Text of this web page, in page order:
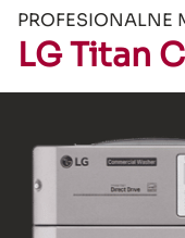
PROFESIONALNE
LG Titan